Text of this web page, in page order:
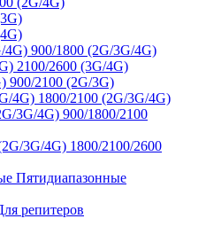
900/1800 (2G/3G/4G)
2100/2600 (3G/4G)
900/2100 (2G/3G)
1800/2100 (2G/3G/4G)
900/1800/2100
1800/2100/2600
Пятидиапазонные
репитеров